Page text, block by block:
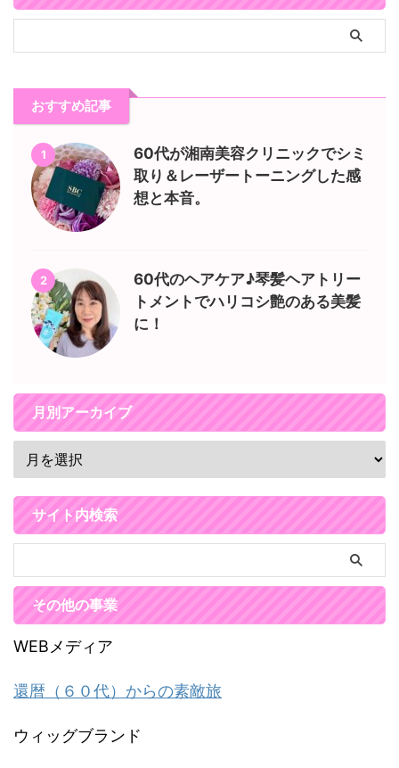
おすすめ記事
1
60代が湘南美容クリニックでシミ
取り＆レーザートーニングした感
想と本音。
2
60代のヘアケア♪琴髪ヘアトリー
トメントでハリコシ艶のある美髪
に！
月別アーカイブ
サイト内検索
その他の事業
WEBメディア
還暦（６０代）からの素敵旅
ウィッグブランド